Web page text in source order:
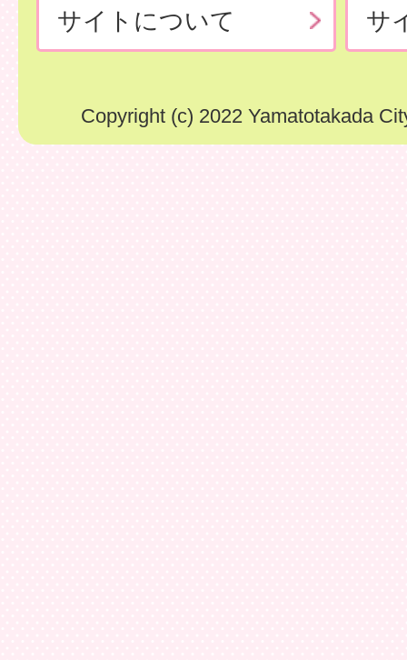
サイトについて サ
Copyright (c) 2022 Yamatotakada